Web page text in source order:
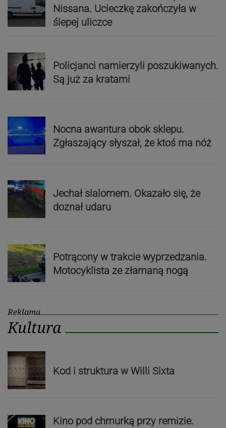
Nissana. Ucieczkę zakończyła w
ślepej uliczce
Policjanci namierzyli poszukiwanych.
Są już za kratami
Nocna awantura obok sklepu.
Zgłaszający słyszał, że ktoś ma nóż
Jechał slalomem. Okazało się, że
doznał udaru
Potrącony w trakcie wyprzedzania.
Motocyklista ze złamaną nogą
Reklama
Kultura
Kod i struktura w Willi Sixta
Kino pod chmurką przy remizie.